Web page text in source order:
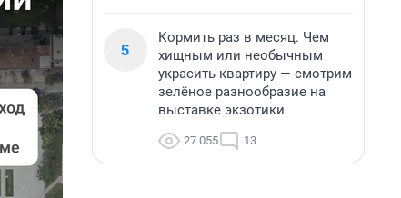
5
Кормить раз в месяц. Чем
хищным или необычным
украсить квартиру — смотрим
зелёное разнообразие на
выставке экзотики
27 055 13